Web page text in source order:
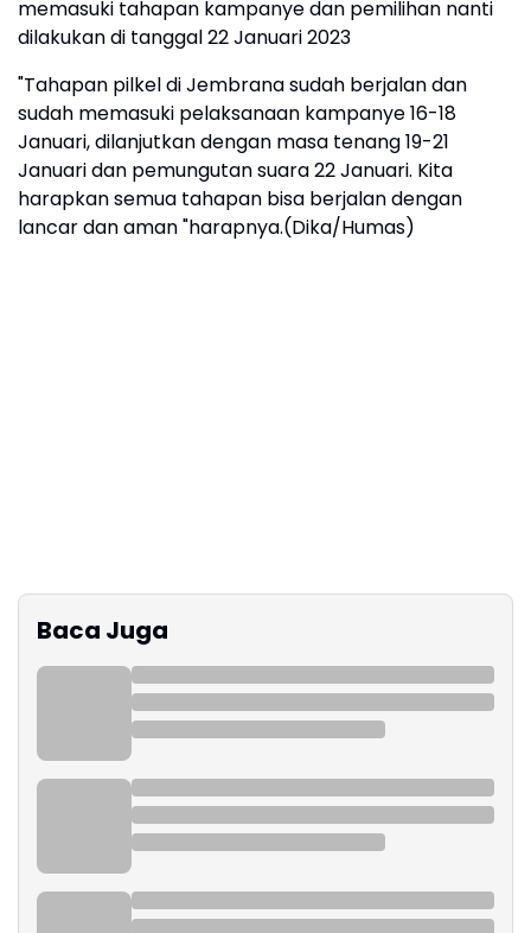
memasuki tahapan kampanye dan pemilihan nanti
dilakukan di tanggal 22 Januari 2023
"Tahapan pilkel di Jembrana sudah berjalan dan
sudah memasuki pelaksanaan kampanye 16-18
Januari, dilanjutkan dengan masa tenang 19-21
Januari dan pemungutan suara 22 Januari. Kita
harapkan semua tahapan bisa berjalan dengan
lancar dan aman "harapnya.(Dika/Humas)
Baca Juga